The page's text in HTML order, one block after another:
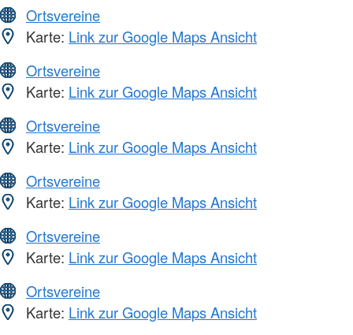
Ortsvereine
Karte: Link zur Google Maps Ansicht
Ortsvereine
Karte: Link zur Google Maps Ansicht
Ortsvereine
Karte: Link zur Google Maps Ansicht
Ortsvereine
Karte: Link zur Google Maps Ansicht
Ortsvereine
Karte: Link zur Google Maps Ansicht
Ortsvereine
Karte: Link zur Google Maps Ansicht